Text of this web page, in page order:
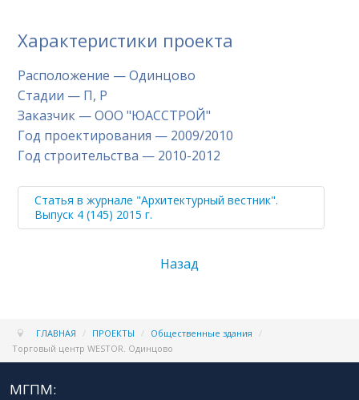
Характеристики проекта
Расположение — Одинцово
Стадии — П, Р
Заказчик — ООО "ЮАССТРОЙ"
Год проектирования — 2009/2010
Год строительства — 2010-2012
Статья в журнале "Архитектурный вестник".
Выпуск 4 (145) 2015 г.
Назад
ГЛАВНАЯ / ПРОЕКТЫ / Общественные здания /
Торговый центр WESTOR. Одинцово
МГПМ: